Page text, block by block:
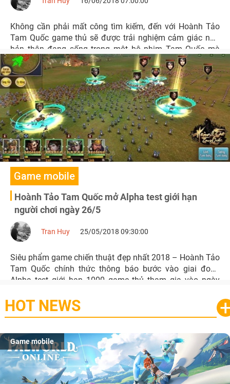
Không cần phải mất công tìm kiếm, đến với Hoành Tảo
Tam Quốc game thủ sẽ được trải nghiệm cảm giác như
bản thân đang sống trong một bộ phim Tam Quốc mà
bạn là nhân vật chính.
Game mobile
Hoành Tảo Tam Quốc mở Alpha test giới hạn
người chơi ngày 26/5
Tran Huy 25/05/2018 09:30:00
Siêu phẩm game chiến thuật đẹp nhất 2018 – Hoành Tảo
Tam Quốc chính thức thông báo bước vào giai đoạn
Alpha test giới hạn 1000 game thủ tham gia vào ngày
HOT NEWS
Game mobile